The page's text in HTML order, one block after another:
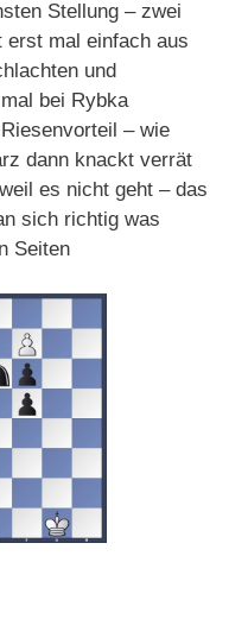
Stellung – zwei
erst mal einfach aus
und
bei Rybka
– wie
dann knackt verrät
es nicht geht – das
sich richtig was
Seiten